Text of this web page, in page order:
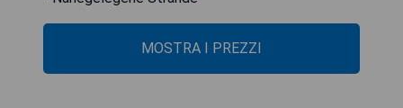
MOSTRA I PREZZI